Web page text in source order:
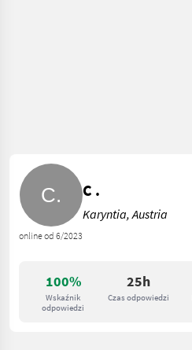
100%
Wskaźnik
odpowiedzi
25h
Czas odpowiedzi
online od 6/2023
C .
Karyntia, Austria